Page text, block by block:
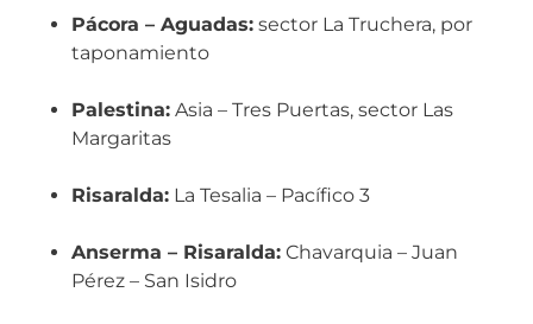
Pácora – Aguadas: sector La Truchera, por
taponamiento
Palestina: Asia – Tres Puertas, sector Las
Margaritas
Risaralda: La Tesalia – Pacífico 3
Anserma – Risaralda: Chavarquia – Juan
Pérez – San Isidro